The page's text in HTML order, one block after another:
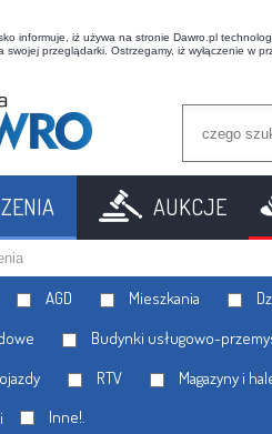
informuje, iż używa na stronie Dawro.pl
przeglądarki. Ostrzegamy, iż wyłączenie w
AUKCJE
AGD Mieszkania
Budynki usługowo-
RTV Magazyny i
Inne!.